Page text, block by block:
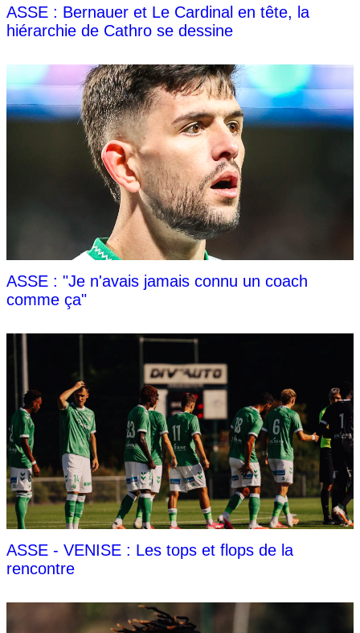
ASSE : Bernauer et Le Cardinal en tête, la
hiérarchie de Cathro se dessine
ASSE : "Je n'avais jamais connu un coach
comme ça"
ASSE - VENISE : Les tops et flops de la
rencontre